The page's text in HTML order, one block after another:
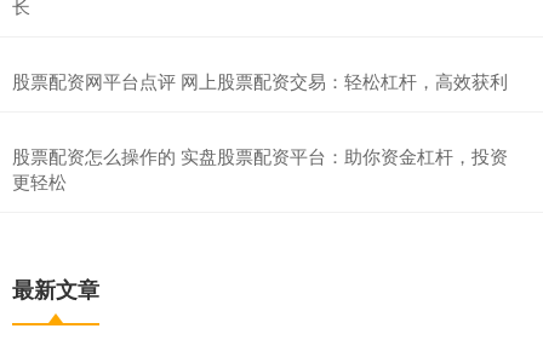
长
股票配资网平台点评 网上股票配资交易：轻松杠杆，高效获利
股票配资怎么操作的 实盘股票配资平台：助你资金杠杆，投资
更轻松
最新文章